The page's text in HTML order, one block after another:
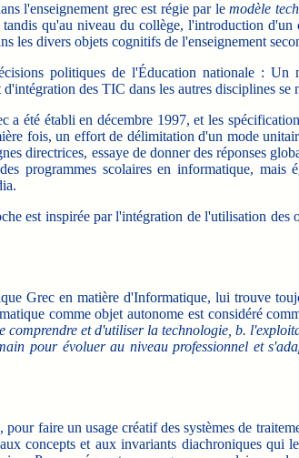
l'enseignement grec est régie par le modèle
qu'au niveau du collège, l'introduction
divers objets cognitifs de l'enseignement
politiques de l'Éducation nationale : Un
des TIC dans les autres disciplines se
établi en décembre 1997, et les
fois, un effort de délimitation d'un mode
directrices, essaye de donner des réponses
programmes scolaires en informatique, mais
est inspirée par l'intégration de l'utilisation des
Grec en matière d'Informatique, lui trouve
comme objet autonome est considéré
et d'utiliser la technologie, b.
pour évoluer au niveau professionnel et
faire un usage créatif des systèmes de
concepts et aux invariants diachroniques qui